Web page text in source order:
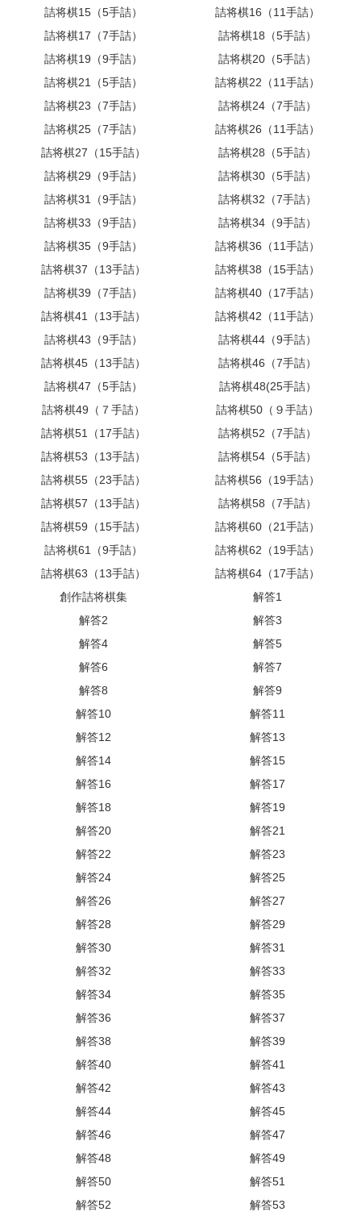
詰将棋15（5手詰）
詰将棋16（11手詰）
詰将棋17（7手詰）
詰将棋18（5手詰）
詰将棋19（9手詰）
詰将棋20（5手詰）
詰将棋21（5手詰）
詰将棋22（11手詰）
詰将棋23（7手詰）
詰将棋24（7手詰）
詰将棋25（7手詰）
詰将棋26（11手詰）
詰将棋27（15手詰）
詰将棋28（5手詰）
詰将棋29（9手詰）
詰将棋30（5手詰）
詰将棋31（9手詰）
詰将棋32（7手詰）
詰将棋33（9手詰）
詰将棋34（9手詰）
詰将棋35（9手詰）
詰将棋36（11手詰）
詰将棋37（13手詰）
詰将棋38（15手詰）
詰将棋39（7手詰）
詰将棋40（17手詰）
詰将棋41（13手詰）
詰将棋42（11手詰）
詰将棋43（9手詰）
詰将棋44（9手詰）
詰将棋45（13手詰）
詰将棋46（7手詰）
詰将棋47（5手詰）
詰将棋48(25手詰）
詰将棋49（７手詰）
詰将棋50（９手詰）
詰将棋51（17手詰）
詰将棋52（7手詰）
詰将棋53（13手詰）
詰将棋54（5手詰）
詰将棋55（23手詰）
詰将棋56（19手詰）
詰将棋57（13手詰）
詰将棋58（7手詰）
詰将棋59（15手詰）
詰将棋60（21手詰）
詰将棋61（9手詰）
詰将棋62（19手詰）
詰将棋63（13手詰）
詰将棋64（17手詰）
創作詰将棋集
解答1
解答2
解答3
解答4
解答5
解答6
解答7
解答8
解答9
解答10
解答11
解答12
解答13
解答14
解答15
解答16
解答17
解答18
解答19
解答20
解答21
解答22
解答23
解答24
解答25
解答26
解答27
解答28
解答29
解答30
解答31
解答32
解答33
解答34
解答35
解答36
解答37
解答38
解答39
解答40
解答41
解答42
解答43
解答44
解答45
解答46
解答47
解答48
解答49
解答50
解答51
解答52
解答53